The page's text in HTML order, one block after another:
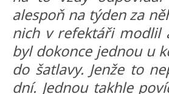
alespoň na týden za
nich v refektáři modlil
byl dokonce jednou u
do šatlavy. Jenže to
dní. Jednou takhle